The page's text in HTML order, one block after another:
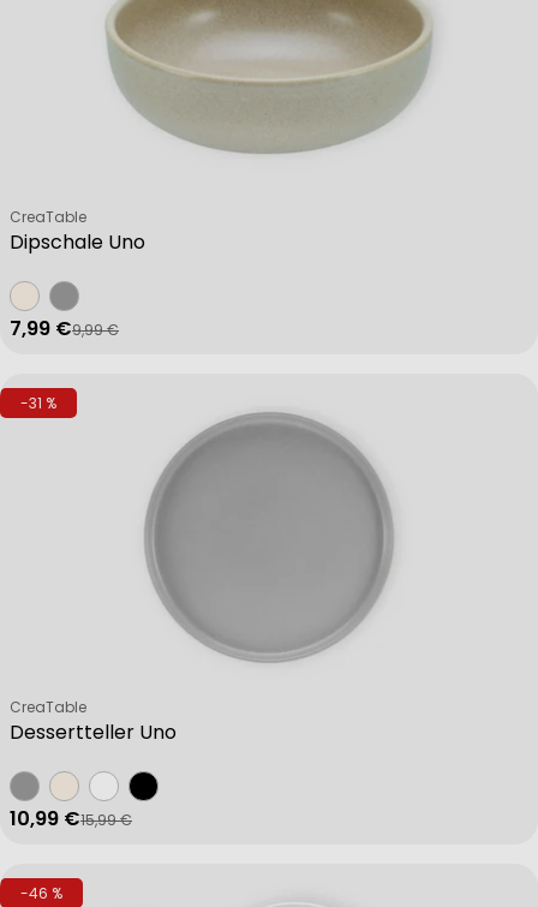
Dipschale Uno
Verkäufer:
CreaTable
Verkaufspreis
7,99 €
Regulärer Preis
9,99 €
-31 %
Dessertteller Uno
Verkäufer:
CreaTable
Verkaufspreis
10,99 €
Regulärer Preis
15,99 €
-46 %